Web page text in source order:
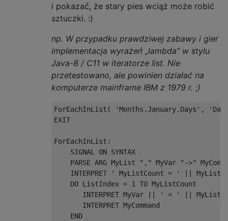
i pokazać, że stary pies wciąż może robić
sztuczki. :)
np. W przypadku prawdziwej zabawy i gier
implementacja wyrażeń „lambda” w stylu
Java-8 / C11 w iteratorze list. Nie
przetestowano, ale powinien działać na
komputerze mainframe IBM z 1979 r. ;)
ForEachInList( 'Months.January.Days',
EXIT
ForEachInList:
    SIGNAL ON SYNTAX
PARSE ARG MyList "," MyVar "->"
INTERPRET ' MyListCount = ' || MyList
    DO ListIndex = 1 TO MyListCount
INTERPRET MyVar || ' = ' || MyList
       INTERPRET MyCommand
    END